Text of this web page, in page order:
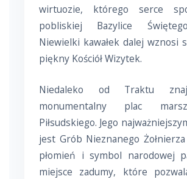
wirtuozie, którego serce
pobliskiej Bazylice
Niewielki kawałek dalej wznosi
piękny Kościół Wizytek.
Niedaleko od Traktu
monumentalny plac
Piłsudskiego. Jego
jest Grób Nieznanego
płomień i symbol narodowej
miejsce zadumy, które